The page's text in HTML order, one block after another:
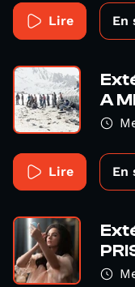
Lire En
A
Lire En